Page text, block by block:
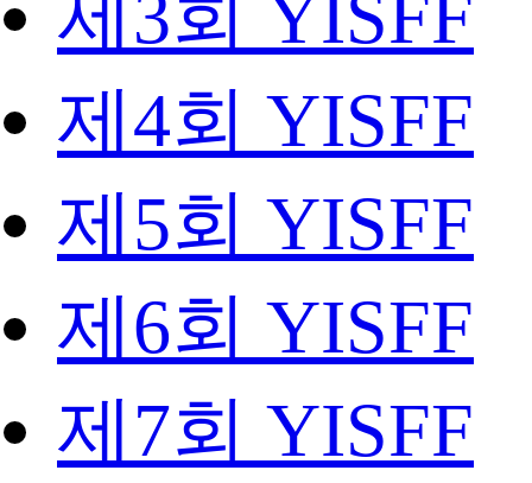
제4회 YISFF
제5회 YISFF
제6회 YISFF
제7회 YISFF